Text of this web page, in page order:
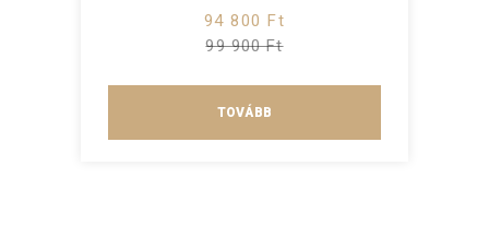
94 800 Ft
99 900 Ft
TOVÁBB